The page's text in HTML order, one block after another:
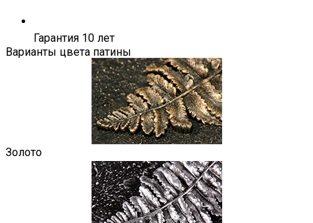
Гарантия 10 лет
Варианты цвета патины
Золото